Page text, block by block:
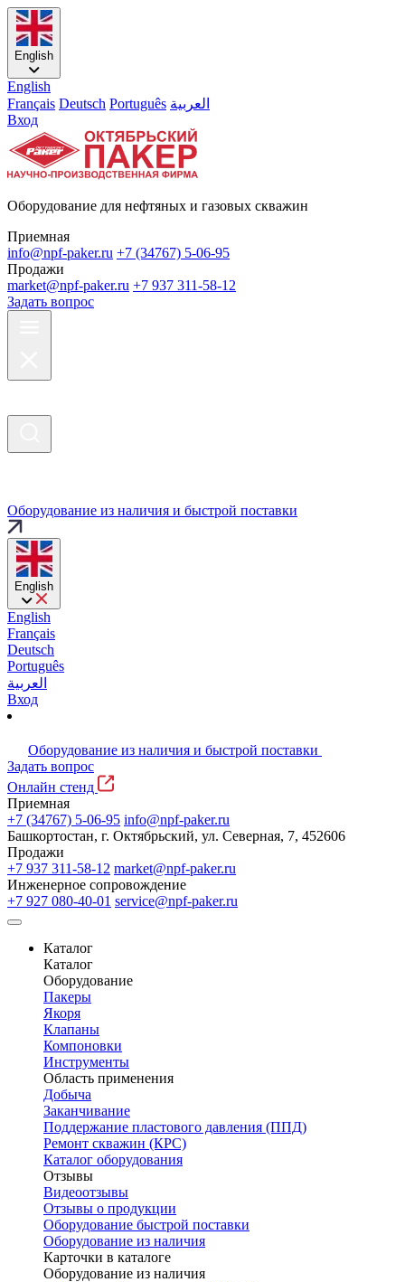
English
English
Français Deutsch Português العربية
Вход
Оборудование для нефтяных и газовых скважин
Приемная
info@npf-paker.ru +7 (34767) 5-06-95
Продажи
market@npf-paker.ru +7 937 311-58-12
Задать вопрос
Оборудование из наличия и быстрой поставки
English
English
Français
Deutsch
Português
العربية
Вход
Оборудование из наличия и быстрой поставки
Задать вопрос
Онлайн стенд
Приемная
+7 (34767) 5-06-95 info@npf-paker.ru
Башкортостан, г. Октябрьский, ул. Северная, 7, 452606
Продажи
+7 937 311-58-12 market@npf-paker.ru
Инженерное сопровождение
+7 927 080-40-01 service@npf-paker.ru
Каталог
Каталог
Оборудование
Пакеры
Якоря
Клапаны
Компоновки
Инструменты
Область применения
Добыча
Заканчивание
Поддержание пластового давления (ППД)
Ремонт скважин (КРС)
Каталог оборудования
Отзывы
Видеоотзывы
Отзывы о продукции
Оборудование быстрой поставки
Оборудование из наличия
Карточки в каталоге
Оборудование из наличия